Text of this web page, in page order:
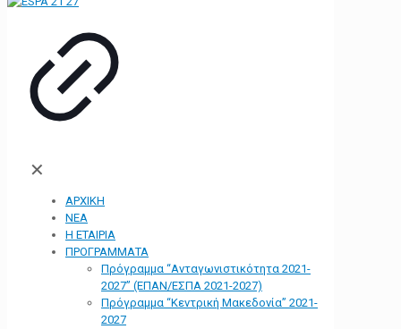
✕
ΑΡΧΙΚΗ
ΝΕΑ
Η ΕΤΑΙΡΙΑ
ΠΡΟΓΡΑΜΜΑΤΑ
Πρόγραμμα “Ανταγωνιστικότητα 2021-
2027” (ΕΠΑΝ/ΕΣΠΑ 2021-2027)
Πρόγραμμα “Κεντρική Μακεδονία” 2021-
2027